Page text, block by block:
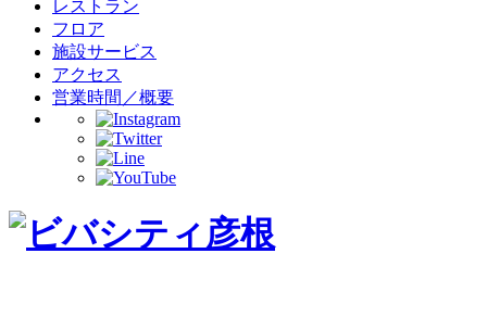
レストラン
フロア
施設サービス
アクセス
営業時間／概要